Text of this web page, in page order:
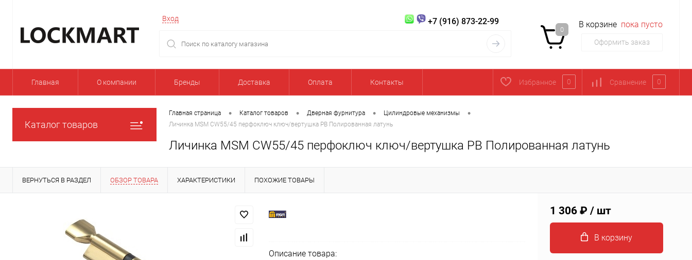
Вход +7 (916) 873-22-99
0
В корзине пока пусто
Оформить заказ
Главная О компании Бренды Доставка Оплата Контакты Избранное 0 Сравнение 0
Каталог товаров
Главная страница • Каталог товаров • Дверная фурнитура • Цилиндровые механизмы •
Личинка MSM CW55/45 перфоключ ключ/вертушка PB Полированная латунь
Личинка MSM CW55/45 перфоключ ключ/вертушка PB Полированная латунь
ВЕРНУТЬСЯ В РАЗДЕЛ ОБЗОР ТОВАРА ХАРАКТЕРИСТИКИ ПОХОЖИЕ ТОВАРЫ
Описание товара:
1 306 ₽ / шт
В корзину